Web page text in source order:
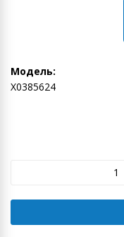
Модель:
Х0385624